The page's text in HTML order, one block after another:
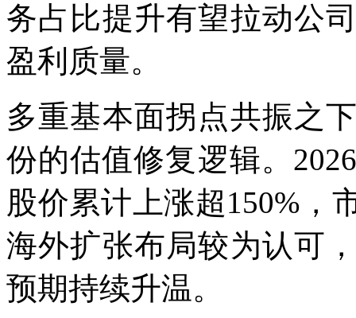
务占比提升有望拉动公
盈利质量。
多重基本面拐点共振之
份的估值修复逻辑。
股价累计上涨超150%，
海外扩张布局较为认可
预期持续升温。